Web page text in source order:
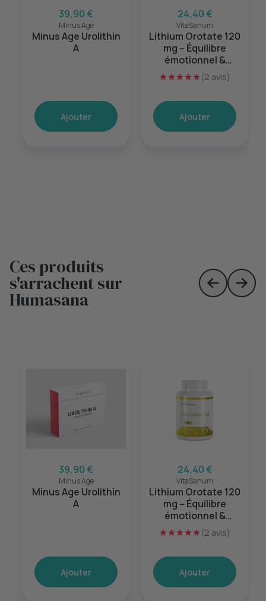
39,90 €
Minus Age
Minus Age Urolithin
A
Ajouter
24,40 €
VitaSanum
Lithium Orotate 120
mg – Équilibre
émotionnel &
sérénité mentale –
60 gélules
(2 avis)
Ajouter
Ces produits
s'arrachent sur
Humasana Skip toSkip
39,90 €
Minus Age
Minus Age Urolithin
A
Ajouter
24,40 €
VitaSanum
Lithium Orotate 120
mg – Équilibre
émotionnel &
sérénité mentale –
60 gélules
(2 avis)
Ajouter